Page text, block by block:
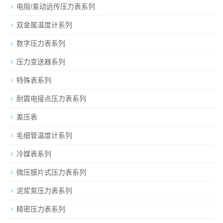
电阻/差动远传压力表系列
双金属温度计系列
数字压力表系列
压力变送器系列
特殊表系列
耐震电接点压力表系列
差压表
毛细管温度计系列
冷媒表系列
微压膜片式压力表系列
泥浆泵压力表系列
精密压力表系列